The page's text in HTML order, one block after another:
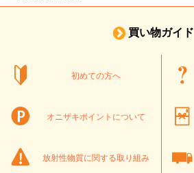
買い物ガイド
初めての方へ
オニザキポイントについて
放射性物質に関する取り組み